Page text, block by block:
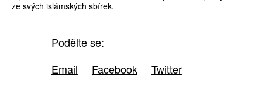
ze svých islámských sbírek.
Podělte se:
Email
Facebook Twitter